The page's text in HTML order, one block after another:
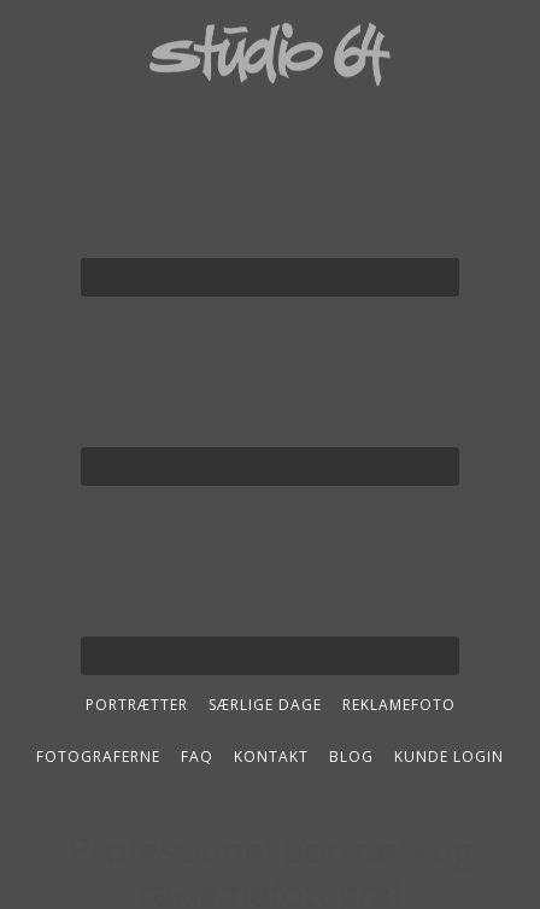
PORTRÆTTER SÆRLIGE DAGE REKLAMEFOTO
FOTOGRAFERNE FAQ KONTAKT BLOG KUNDE LOGIN